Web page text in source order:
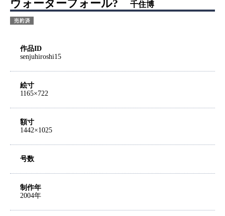
ウォーターフォール? 千住博
作品ID
senjuhiroshi15
絵寸
1165×722
額寸
1442×1025
号数
制作年
2004年